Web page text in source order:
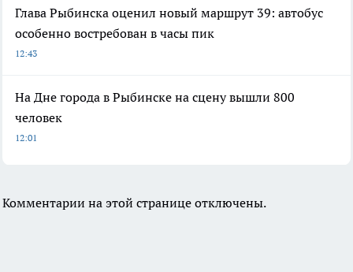
Глава Рыбинска оценил новый маршрут 39: автобус
особенно востребован в часы пик
12:43
На Дне города в Рыбинске на сцену вышли 800
человек
12:01
Комментарии на этой странице отключены.